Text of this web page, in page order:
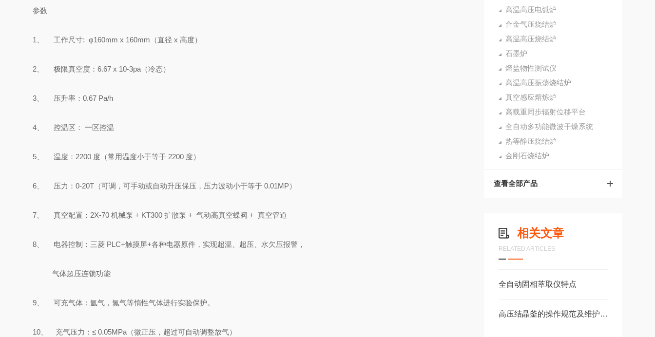
高温高压电弧炉
合金气压烧结炉
高温高压烧结炉
石墨炉
熔盐物性测试仪
高温高压振荡烧结炉
真空感应熔炼炉
高载重同步辐射位移平台
全自动多功能微波干燥系统
热等静压烧结炉
金刚石烧结炉
查看全部产品
相关文章
RELATED ARTICLES
全自动固相萃取仪特点
高压结晶釜的操作规范及维护要点有哪些
参数
1 、 工作尺寸:φ160mm x 160mm （直径x高度）
2 、 极限真空度：6.67 x 10-3pa （冷态）
3 、 压升率：0.67 Pa/h
4 、 控温区： 一区控温
5 、 温度： 2200 度（常用温度小于等于 2200 度）
6 、 压力：0-20T （可调，可手动或自动升压保压，压力波动小于等于0.01MP）
7 、 真空配置： 2X-70机械泵+ KT300扩散泵+气动高真空蝶阀+真空管道
8 、 电器控制：三菱 PLC+触摸屏+各种电器原件，实现超温、超压、水欠压报警，
气体超压连锁功能
9 、 可充气体：氩气，氮气等惰性气体进行实验保护。
10 、 充气压力：≤0.05MPa （微正压，超过可自动调整放气）